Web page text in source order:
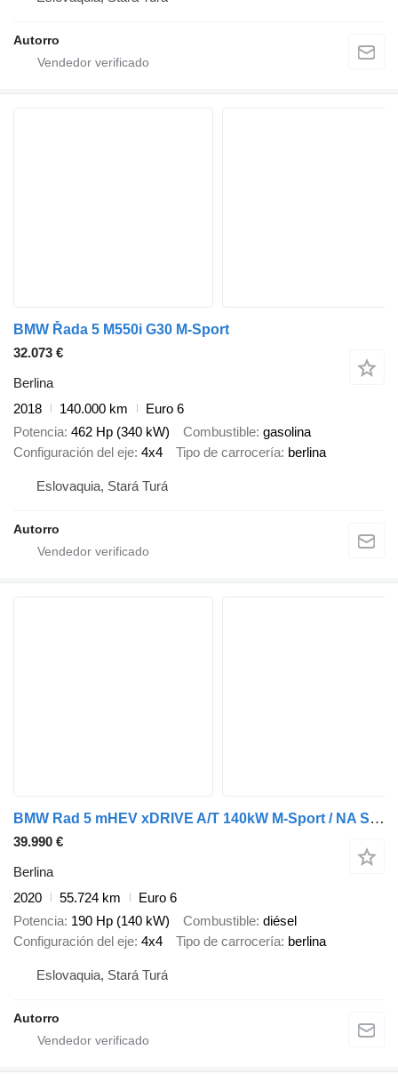
Autorro
BMW Řada 5 M550i G30 M-Sport
32.073 €
Berlina
2018
140.000 km
Euro 6
Potencia 462 Hp (340 kW) Combustible gasolina
Configuración del eje 4x4 Tipo de carrocería berlina
Eslovaquia, Stará Turá
Autorro
BMW Rad 5 mHEV xDRIVE A/T 140kW M-Sport / NA SPLÁTKY / NA PROTIÚČET
39.990 €
Berlina
2020
55.724 km
Euro 6
Potencia 190 Hp (140 kW) Combustible diésel
Configuración del eje 4x4 Tipo de carrocería berlina
Eslovaquia, Stará Turá
Autorro